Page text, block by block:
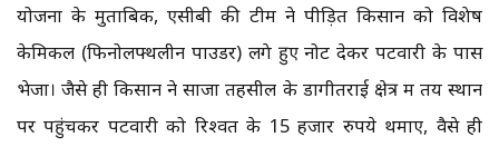
योजना के मुताबिक, एसीबी की टीम ने पीड़ित किसान को विशेष
केमिकल (फिनोलफ्थलीन पाउडर) लगे हुए नोट देकर पटवारी के पास
भेजा। जैसे ही किसान ने साजा तहसील के डोंगीतराई क्षेत्र में तय स्थान
पर पहुंचकर पटवारी को रिश्वत के 15 हजार रुपये थमाए, वैसे ही